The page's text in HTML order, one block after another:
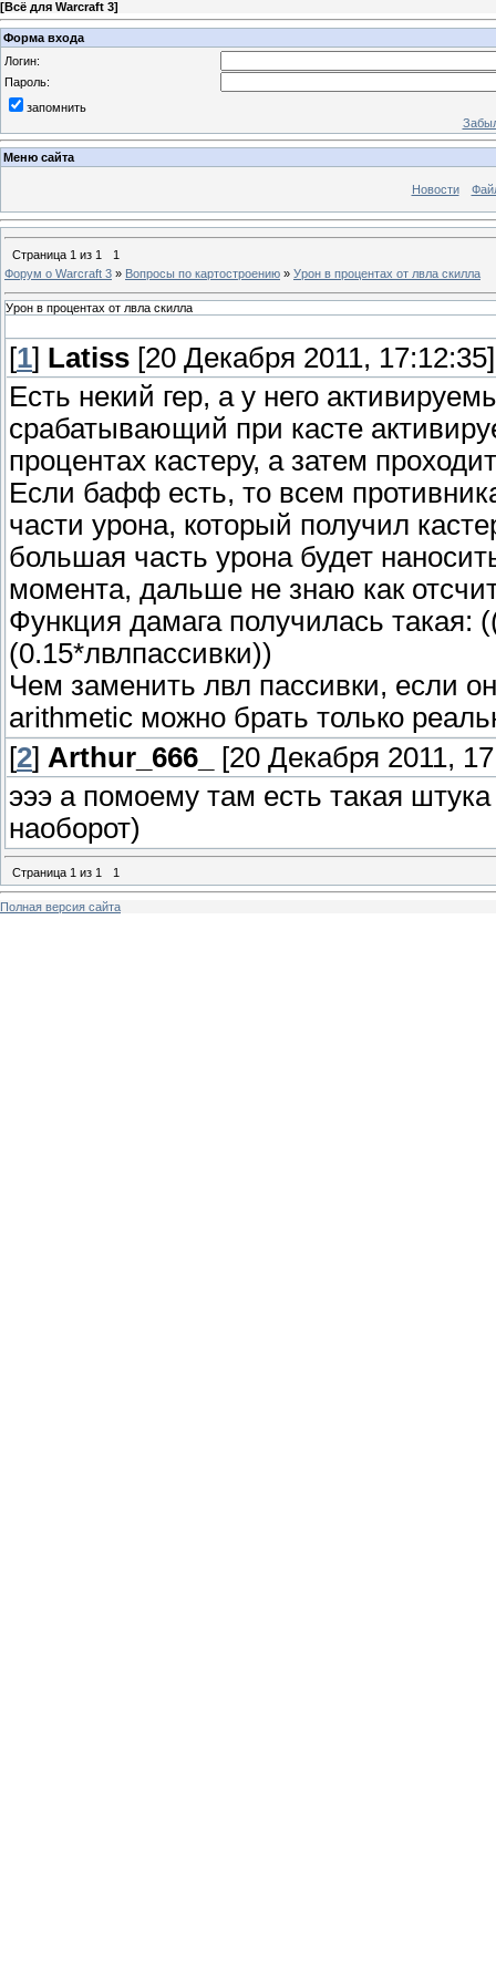
[Всё для Warcraft 3]
Форма входа
Логин:
Пароль:
запомнить
Меню сайта
Новости
Страница 1 из 1
1
Форум о Warcraft 3 » Вопросы по картостроению » Урон в процентах от лвла скилла
Урон в процентах от лвла скилла
[1] Latiss [20 Декабря 2011, 17:12:35]
Есть некий гер, а у него
срабатывающий при касте
процентах кастеру, а затем
Если бафф есть, то всем
части урона, который получил
большая часть урона будет
момента, дальше не знаю как
Функция дамага получилась такая:
(0.15*лвлпассивки))
Чем заменить лвл пассивки, если
arithmetic можно брать только
[2] Arthur_666_
[20 Декабря 2011,
эээ а помоему там есть такая
наоборот)
Страница 1 из 1 1
Полная версия сайта